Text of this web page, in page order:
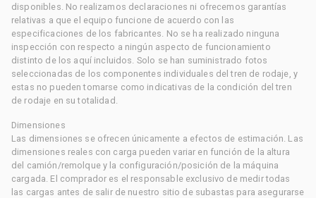
disponibles. No realizamos declaraciones ni ofrecemos garantías
relativas a que el equipo funcione de acuerdo con las
especificaciones de los fabricantes. No se ha realizado ninguna
inspección con respecto a ningún aspecto de funcionamiento
distinto de los aquí incluidos. Solo se han suministrado fotos
seleccionadas de los componentes individuales del tren de rodaje, y
estas no pueden tomarse como indicativas de la condición del tren
de rodaje en su totalidad.
Dimensiones
Las dimensiones se ofrecen únicamente a efectos de estimación. Las
dimensiones reales con carga pueden variar en función de la altura
del camión/remolque y la configuración/posición de la máquina
cargada. El comprador es el responsable exclusivo de medir todas
las cargas antes de salir de nuestro sitio de subastas para asegurarse